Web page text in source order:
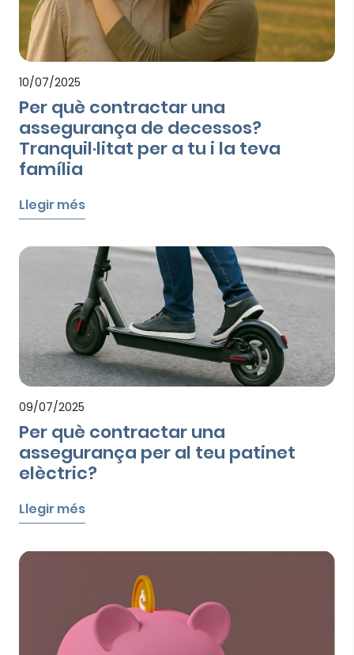
10/07/2025
Per què contractar una
assegurança de decessos?
Tranquil·litat per a tu i la teva
família
Llegir més
09/07/2025
Per què contractar una
assegurança per al teu patinet
elèctric?
Llegir més